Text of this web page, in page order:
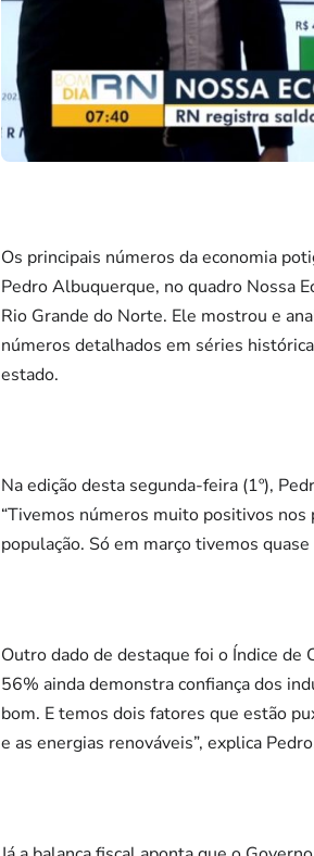
Os principais números da economia
Pedro Albuquerque, no quadro Nossa
Rio Grande do Norte. Ele mostrou e
números detalhados em séries
estado.
Na edição desta segunda-feira (1º),
“Tivemos números muito positivos
população. Só em março tivemos
Outro dado de destaque foi o Índice de
56% ainda demonstra confiança dos
bom. E temos dois fatores que estão
e as energias renováveis”, explica